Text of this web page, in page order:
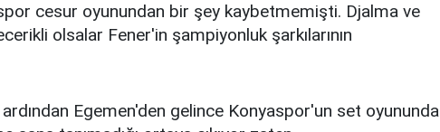
cesur oyunundan bir şey kaybetmemişti. Djalma ve
olsalar Fener'in şampiyonluk şarkılarının
Egemen'den gelince Konyaspor'un set oyununda